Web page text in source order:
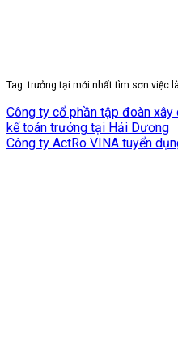
Tag: trưởng tại mới nhất tìm sơn việc
Công ty cổ phần tập đoàn
kế toán trưởng tại Hải Dương
Công ty ActRo VINA tuyển